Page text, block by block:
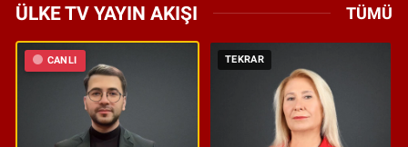
ÜLKE TV YAYIN AKIŞI TÜMÜ
CANLI TEKRAR